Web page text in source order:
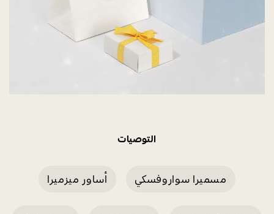
التوصيات
مسميرا سواروفسكي أساور ميزميرا